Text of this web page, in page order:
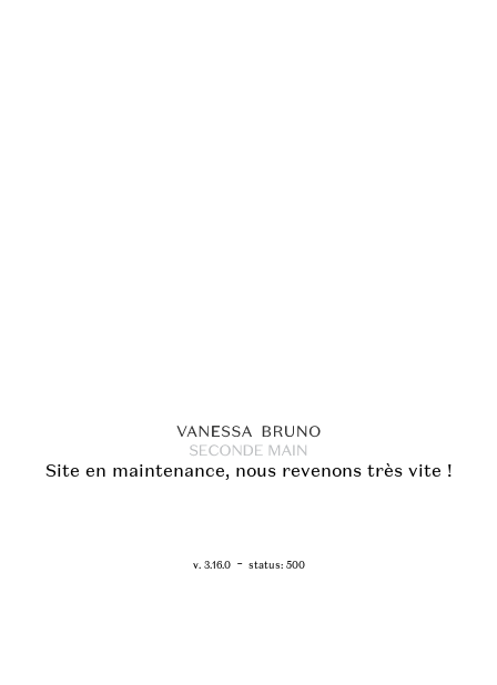
Site en maintenance, nous revenons très vite !
v. 3.16.0- status: 500